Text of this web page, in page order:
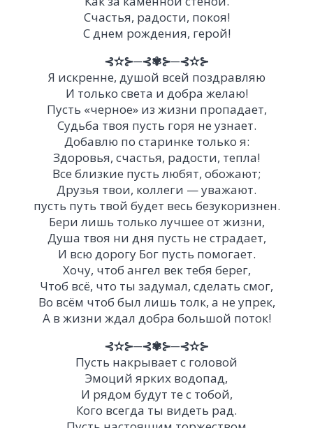
Счастья, радости, покоя!
С днем рождения, герой!
⊰✫⊱─⊰✾⊱─⊰✫⊱
Я искренне, душой всей поздравляю
И только света и добра желаю!
Пусть «черное» из жизни пропадает,
Судьба твоя пусть горя не узнает.
Добавлю по старинке только я:
Здоровья, счастья, радости, тепла!
Все близкие пусть любят, обожают;
Друзья твои, коллеги — уважают.
пусть путь твой будет весь безукоризнен.
Бери лишь только лучшее от жизни,
Душа твоя ни дня пусть не страдает,
И всю дорогу Бог пусть помогает.
Хочу, чтоб ангел век тебя берег,
Чтоб всё, что ты задумал, сделать смог,
Во всём чтоб был лишь толк, а не упрек,
А в жизни ждал добра большой поток!
⊰✫⊱─⊰✾⊱─⊰✫⊱
Пусть накрывает с головой
Эмоций ярких водопад,
И рядом будут те с тобой,
Кого всегда ты видеть рад.